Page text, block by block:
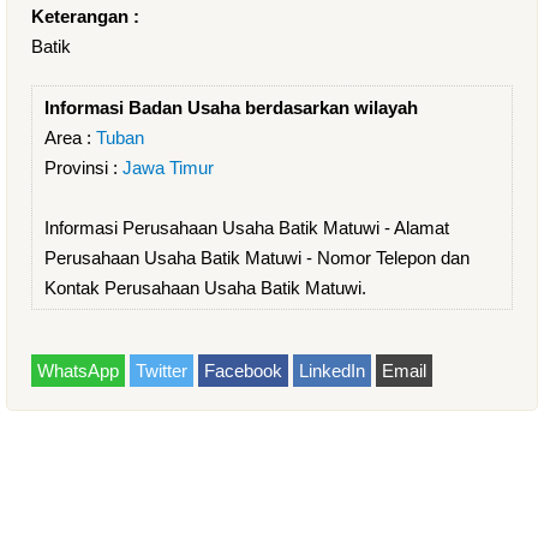
Keterangan :
Batik
Informasi Badan Usaha berdasarkan wilayah
Area : Tuban
Provinsi : Jawa Timur
Informasi Perusahaan Usaha Batik Matuwi - Alamat
Perusahaan Usaha Batik Matuwi - Nomor Telepon dan
Kontak Perusahaan Usaha Batik Matuwi.
WhatsApp Twitter Facebook LinkedIn Email